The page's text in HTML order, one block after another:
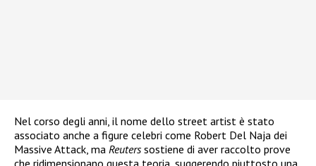
Nel corso degli anni, il nome dello street artist è stato
associato anche a figure celebri come Robert Del Naja dei
Massive Attack, ma Reuterssostiene di aver raccolto prove
che ridimensionano questa teoria, suggerendo piuttosto una